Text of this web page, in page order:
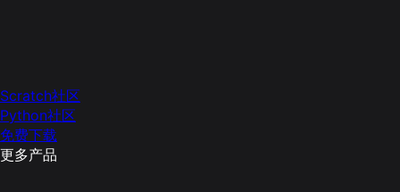
Scratch社区
Python社区
免费下载
更多产品